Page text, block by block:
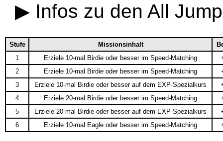
▶ Infos zu den All
Stufe Missionsinhalt
1
Erziele 10-mal Birdie oder besser im Speed-Matching
2
Erziele 10-mal Birdie oder besser im Speed-Matching
3
Erziele 10-mal Birdie oder besser auf dem EXP-Spezialkurs
4
Erziele 20-mal Birdie oder besser im Speed-Matching
5
Erziele 20-mal Birdie oder besser auf dem EXP-Spezialkurs
6
Erziele 10-mal Eagle oder besser im Speed-Matching